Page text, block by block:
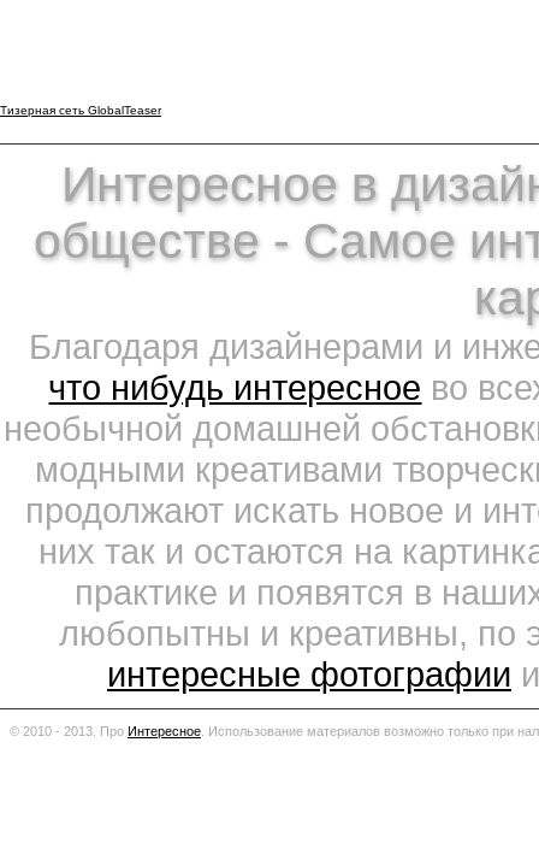
Тизерная сеть GlobalTeaser
Интересное в
обществе - Самое
Благодаря дизайнерами и
что нибудь интересное во
необычной домашней
модными креативами
продолжают искать новое и
них так и остаются на
практике и появятся в
любопытны и креативны, по
интересные фотографии
© 2010 - 2013. Про Интересное Использование материалов возможно только при